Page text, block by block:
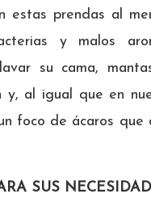
estas prendas al
y malos
su cama,
y, al igual que en
foco de ácaros
SUS